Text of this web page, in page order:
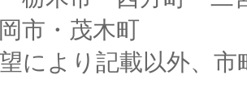
市・茂木町
により記載以外、市